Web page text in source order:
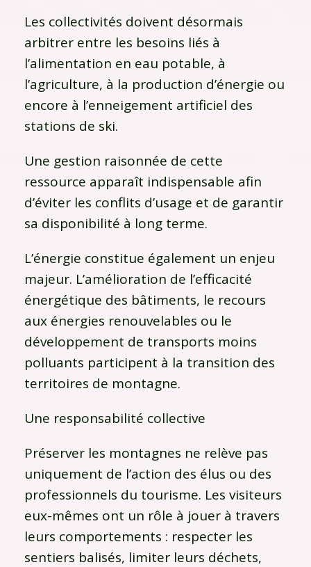
Les collectivités doivent désormais
arbitrer entre les besoins liés à
l’alimentation en eau potable, à
l’agriculture, à la production d’énergie ou
encore à l’enneigement artificiel des
stations de ski.
Une gestion raisonnée de cette
ressource apparaît indispensable afin
d’éviter les conflits d’usage et de garantir
sa disponibilité à long terme.
L’énergie constitue également un enjeu
majeur. L’amélioration de l’efficacité
énergétique des bâtiments, le recours
aux énergies renouvelables ou le
développement de transports moins
polluants participent à la transition des
territoires de montagne.
Une responsabilité collective
Préserver les montagnes ne relève pas
uniquement de l’action des élus ou des
professionnels du tourisme. Les visiteurs
eux-mêmes ont un rôle à jouer à travers
leurs comportements : respecter les
sentiers balisés, limiter leurs déchets,